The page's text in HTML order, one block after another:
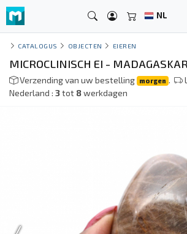
NL
CATALOGUS OBJECTEN EIEREN
MICROCLINISCH EI - MADAGASKAR
Verzending van uw bestelling morgen .
Nederland : 3tot 8werkdagen